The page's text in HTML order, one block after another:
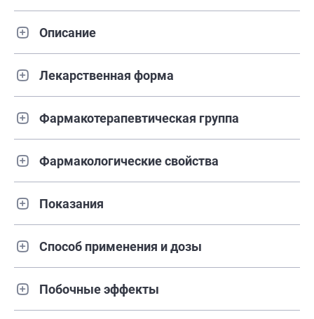
Описание
Лекарственная форма
Фармакотерапевтическая группа
Фармакологические свойства
Показания
Способ применения и дозы
Побочные эффекты